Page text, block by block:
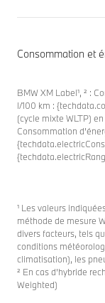
Consommation et
BMW XM Label¹, ² :
l/100 km :
(cycle mixte WLTP)
Consommation
¹ Les valeurs
méthode de mesure
divers facteurs, tels
conditions
climatisation), les
² En cas d’hybride
Weighted)